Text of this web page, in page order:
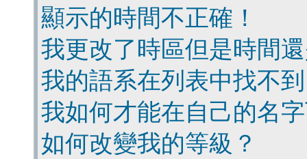
顯示的時間不正確！
我更改了時區但是時間
我的語系在列表中找不
我如何才能在自己的名
如何改變我的等級？